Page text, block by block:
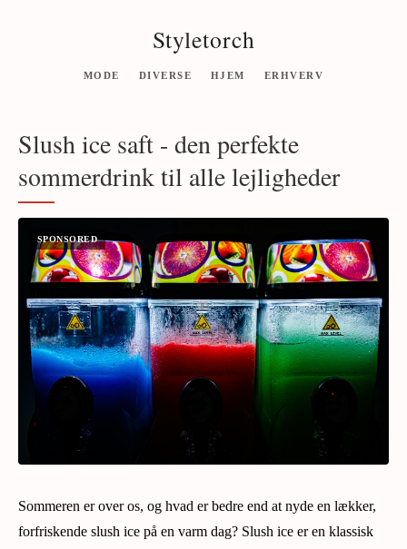
Styletorch
MODE DIVERSE HJEM ERHVERV
Slush ice saft - den perfekte
sommerdrink til alle lejligheder
Sommeren er over os, og hvad er bedre end at nyde en lækker,
forfriskende slush ice på en varm dag? Slush ice er en klassisk